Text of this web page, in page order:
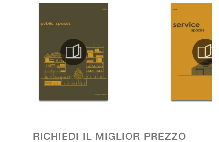
RICHIEDI IL MIGLIOR PREZZO